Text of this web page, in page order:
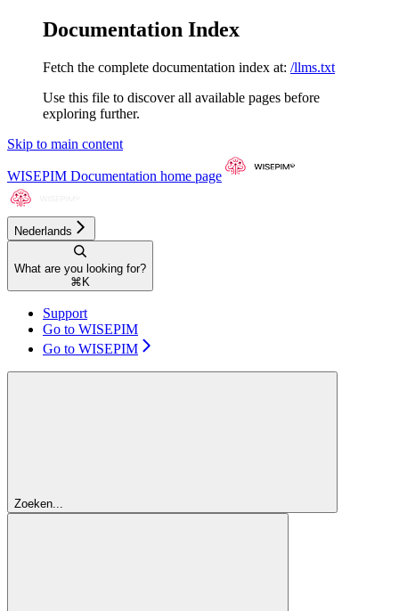
Documentation Index
Fetch the complete documentation index at: /llms.txt
Use this file to discover all available pages before
exploring further.
Skip to main content
WISEPIM Documentation home page
Nederlands
What are you looking for?
⌘ K
Support
Go to WISEPIM
Go to WISEPIM
Zoeken...